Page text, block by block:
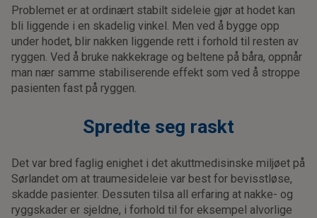
Problemet er at ordinært stabilt sideleie gjør at hodet kan
bli liggende i en skadelig vinkel. Men ved å bygge opp
under hodet, blir nakken liggende rett i forhold til resten av
ryggen. Ved å bruke nakkekrage og beltene på båra, oppnår
man nær samme stabiliserende effekt som ved å stroppe
pasienten fast på ryggen.
Spredte seg raskt
Det var bred faglig enighet i det akuttmedisinske miljøet på
Sørlandet om at traumesideleie var best for bevisstløse,
skadde pasienter. Dessuten tilsa all erfaring at nakke- og
ryggskader er sjeldne, i forhold til for eksempel alvorlige